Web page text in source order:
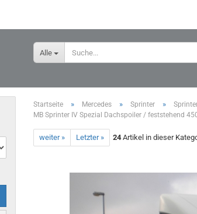
Alle
Startseite » Mercedes » Sprinter »
MB Sprinter IV Spezial Dachspoiler / feststehend
weiter » Letzter » 24Artikel in dieser